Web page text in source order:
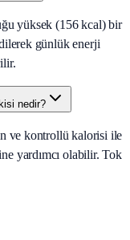
yüksek (156 kcal) bir
günlük enerji
nedir?
ve kontrollü kalorisi ile
yardımcı olabilir. Tok